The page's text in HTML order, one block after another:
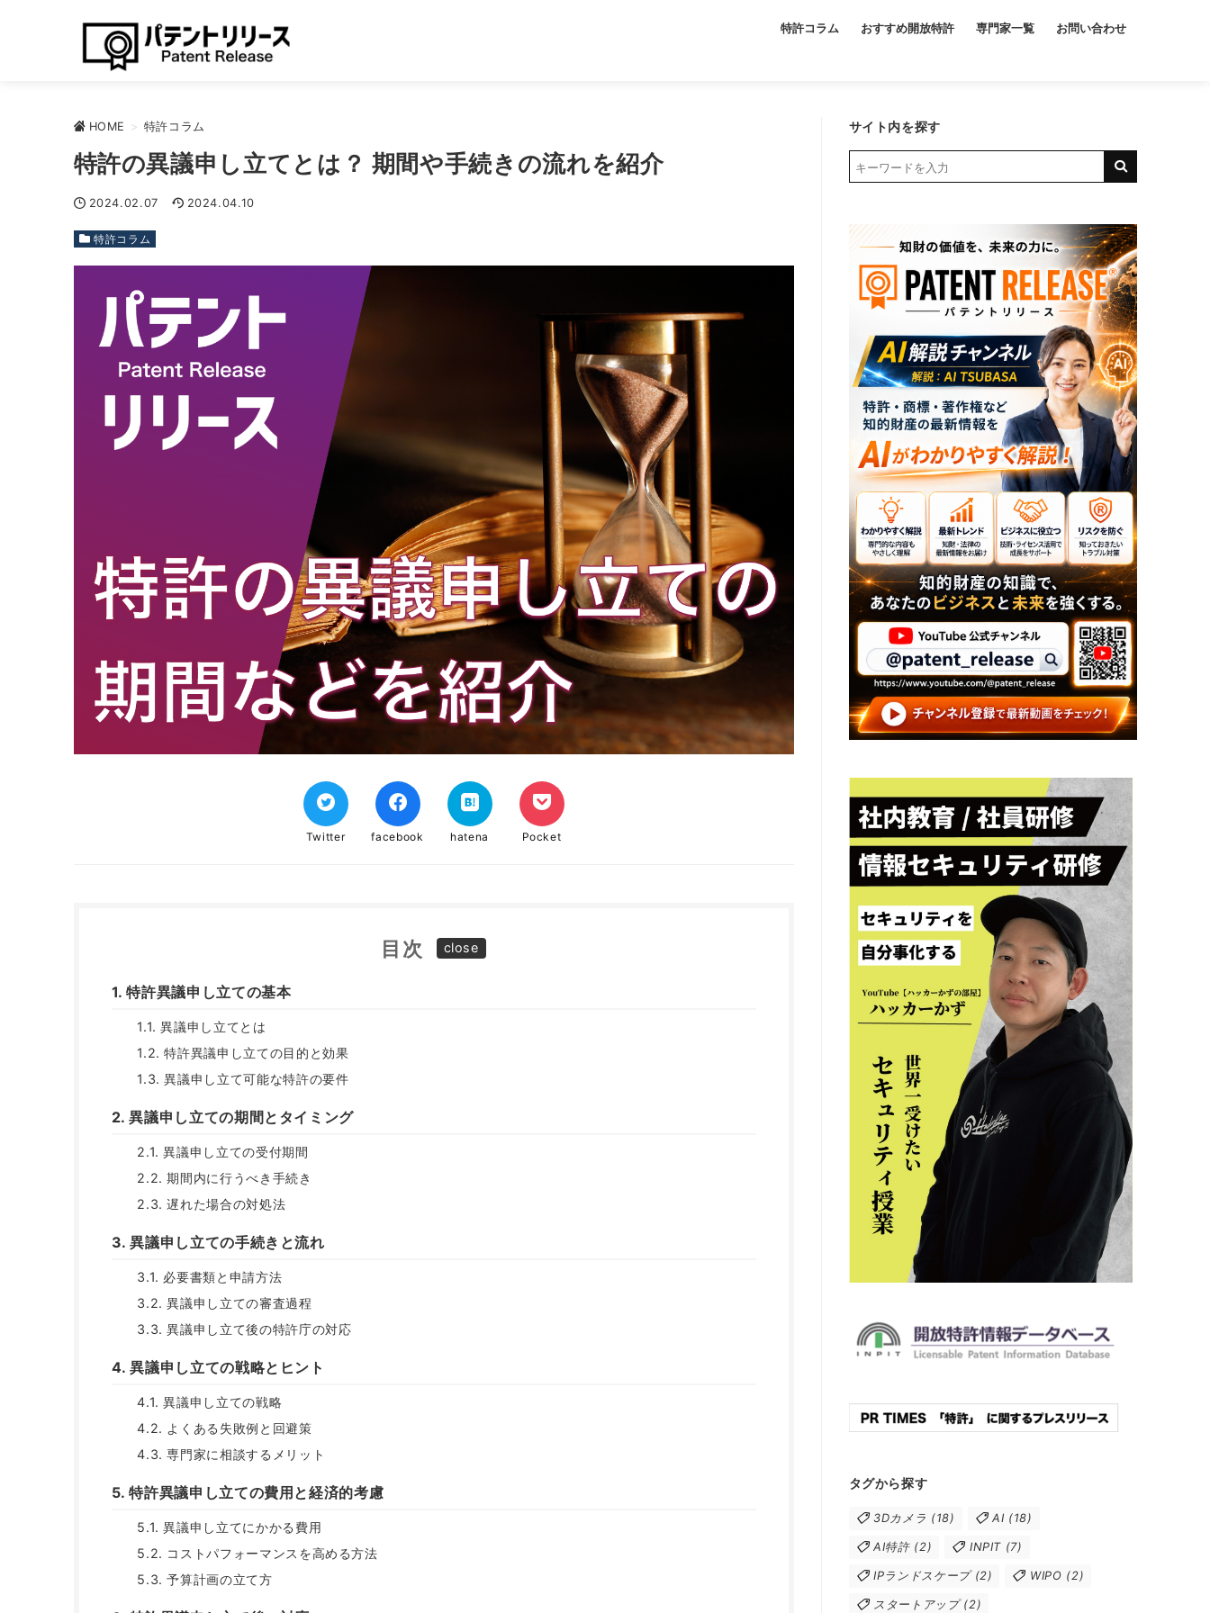
特許コラム おすすめ開放特許 専門家一覧 お問い合わせ
HOME > 特許コラム
特許の異議申し立てとは？ 期間や手続きの流れを紹介
2024.02.07 2024.04.10
特許コラム
Twitter facebook hatena Pocket
目次
1. 特許異議申し立ての基本
1.1. 異議申し立てとは
1.2. 特許異議申し立ての目的と効果
1.3. 異議申し立て可能な特許の要件
2. 異議申し立ての期間とタイミング
2.1. 異議申し立ての受付期間
2.2. 期間内に行うべき手続き
2.3. 遅れた場合の対処法
3. 異議申し立ての手続きと流れ
3.1. 必要書類と申請方法
3.2. 異議申し立ての審査過程
3.3. 異議申し立て後の特許庁の対応
4. 異議申し立ての戦略とヒント
4.1. 異議申し立ての戦略
4.2. よくある失敗例と回避策
4.3. 専門家に相談するメリット
5. 特許異議申し立ての費用と経済的考慮
5.1. 異議申し立てにかかる費用
5.2. コストパフォーマンスを高める方法
5.3. 予算計画の立て方
サイト内を探す
タグから探す
3Dカメラ (18) AI (18)
AI特許(2) INPIT (7)
IPランドスケープ(2) WIPO (2)
スタートアップ(2)